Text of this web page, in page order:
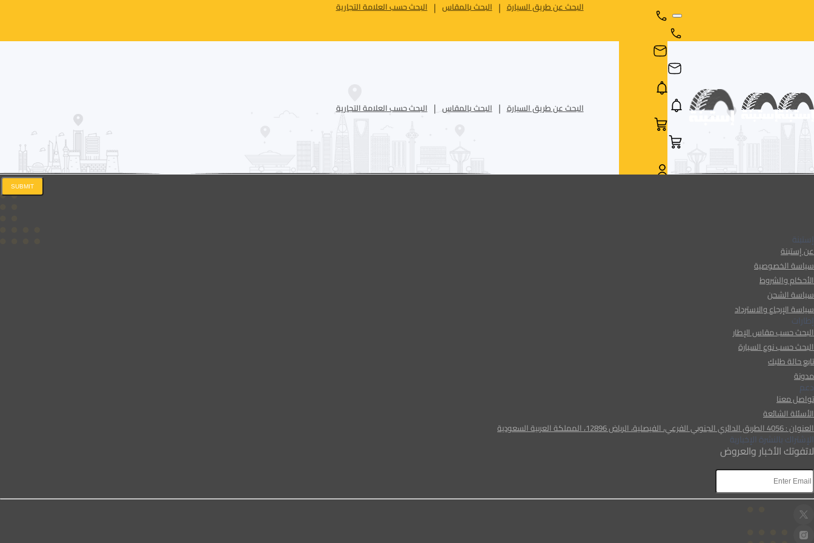
البحث عن طريق السيارة البحث بالمقاس البحث حسب العلامة التجارية
البحث عن طريق السيارة البحث بالمقاس البحث حسب العلامة التجارية
إستبنة
عن إستبنة
سياسة الخصوصية
الأحكام والشروط
سياسة الشحن
سياسة الإرجاع والاسترداد
إطارات
البحث حسب مقاس الإطار
البحث حسب نوع السيارة
تابع حالة طلبك
مدونة
دعم
تواصل معنا
الأسئلة الشائعة
العنوان : 4056 الطريق الدائري الجنوبي الفرعي، الفيصلية، الرياض 12896، المملكة العربية السعودية
الإشتراك بالنشرة الإخبارية
لاتفوتك الأخبار والعروض
SUBMIT